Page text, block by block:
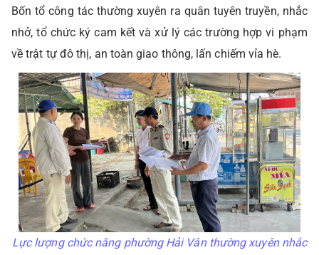
Bốn tổ công tác thường xuyên ra quân tuyên truyền, nhắc
nhở, tổ chức ký cam kết và xử lý các trường hợp vi phạm
về trật tự đô thị, an toàn giao thông, lấn chiếm vỉa hè.
Lực lượng chức năng phường Hải Vân thường xuyên nhắc